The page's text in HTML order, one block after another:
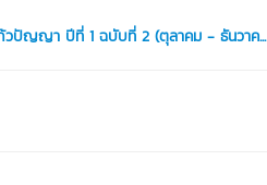
วปัญญา ปีที่ 1 ฉบับที่ 2 (ตุลาคม - ธันวาค...